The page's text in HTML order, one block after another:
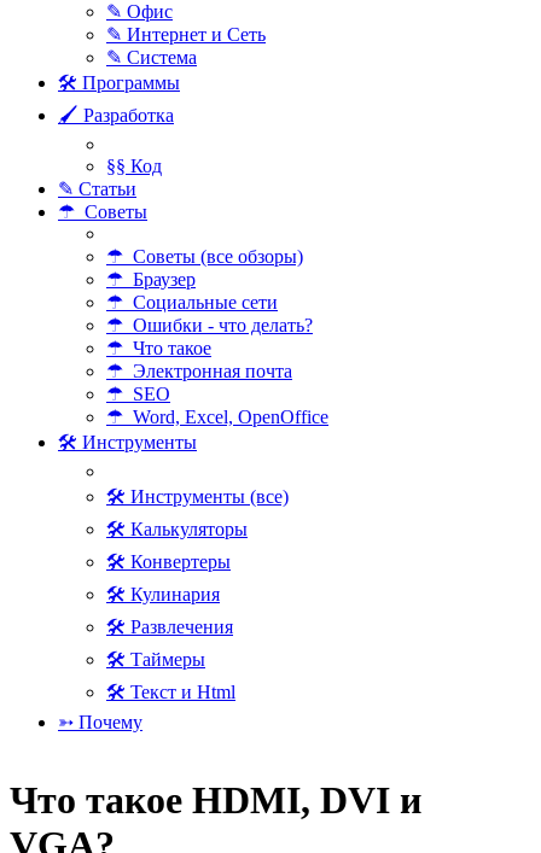
✎ Офис
✎ Интернет и Сеть
✎ Система
🛠 Программы
🖌 Разработка
§§ Код
✎ Статьи
☂ Советы
☂ Советы (все обзоры)
☂ Браузер
☂ Социальные сети
☂ Ошибки - что делать?
☂ Что такое
☂ Электронная почта
☂ SEO
☂ Word, Excel, OpenOffice
🛠 Инструменты
🛠 Инструменты (все)
🛠 Калькуляторы
🛠 Конвертеры
🛠 Кулинария
🛠 Развлечения
🛠 Таймеры
🛠 Текст и Html
➳ Почему
Что такое HDMI, DVI и